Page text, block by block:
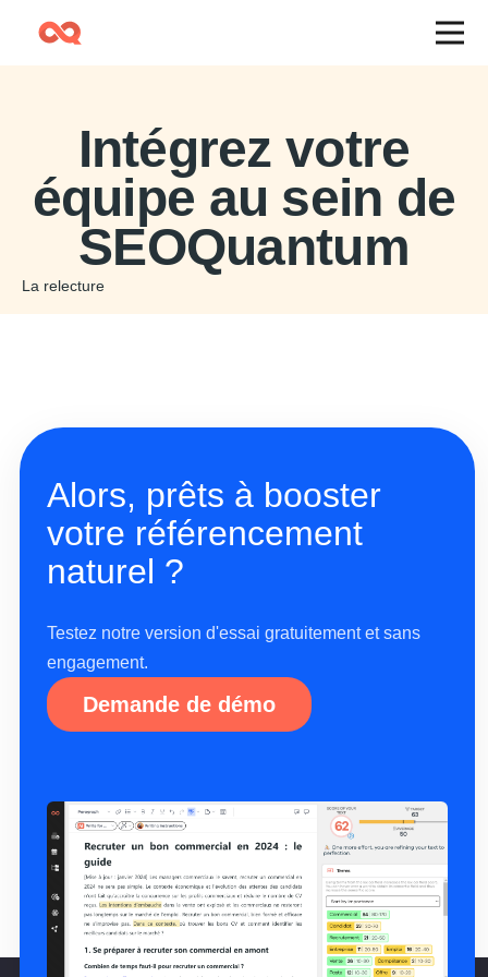
Intégrez votre
équipe au sein de
SEOQuantum
La relecture
Alors, prêts à booster
votre référencement
naturel ?
Testez notre version d'essai gratuitement et sans
engagement.
Demande de démo